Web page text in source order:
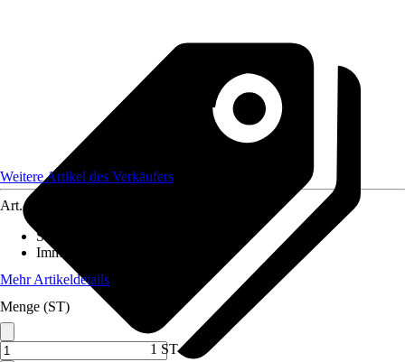
Weitere Artikel des Verkäufers
Art.-Nr.
Standort
Immergrün
Mehr Artikeldetails
Menge (ST)
1 ST